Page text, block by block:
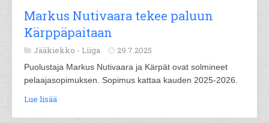
Markus Nutivaara tekee paluun
Kärppäpaitaan
Jääkiekko - Liiga 29.7.2025
Puolustaja Markus Nutivaara ja Kärpät ovat solmineet
pelaajasopimuksen. Sopimus kattaa kauden 2025-2026.
Lue lisää